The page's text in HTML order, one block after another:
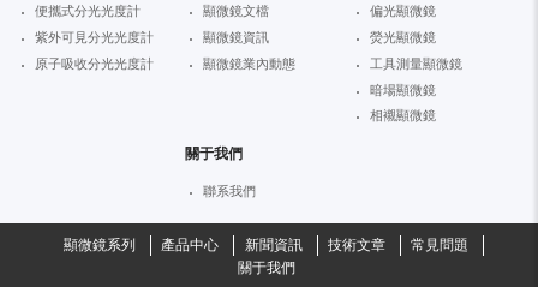
便攜式分光光度計
紫外可見分光光度計
原子吸收分光光度計
顯微鏡文檔
顯微鏡資訊
顯微鏡業內動態
偏光顯微鏡
熒光顯微鏡
工具測量顯微鏡
暗場顯微鏡
相襯顯微鏡
關于我們
聯系我們
顯微鏡系列 產品中心 新聞資訊 技術文章
常見問題
關于我們